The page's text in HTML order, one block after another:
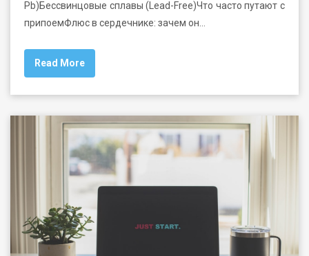
Pb)Бессвинцовые сплавы (Lead-Free)Что часто путают с
припоемФлюс в сердечнике: зачем он…
Read More